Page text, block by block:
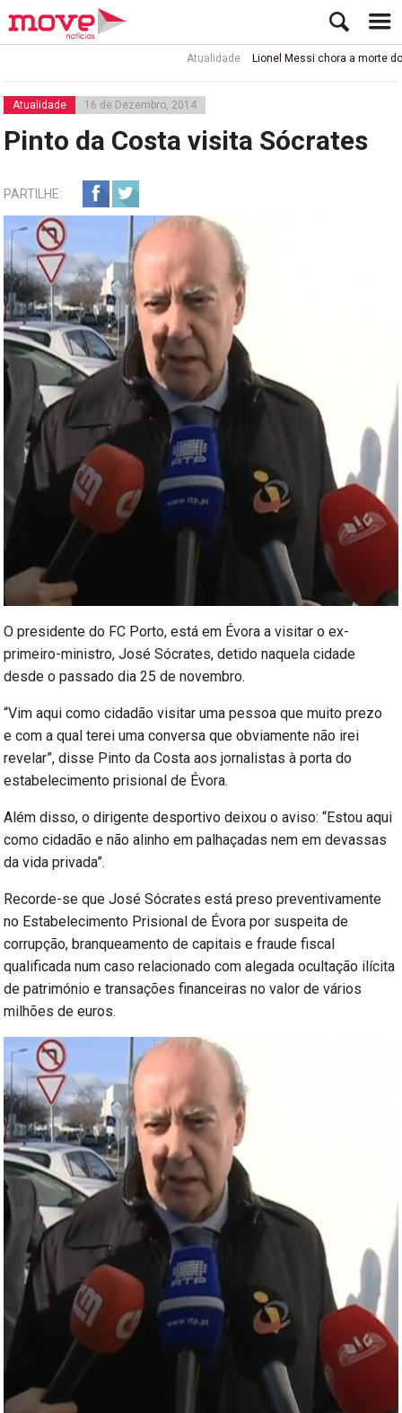
Atualidade Lionel Messi chora a morte do pai
Atualidade 16 de Dezembro, 2014
Pinto da Costa visita Sócrates
PARTILHE:
O presidente do FC Porto, está em Évora a visitar o ex-
primeiro-ministro, José Sócrates, detido naquela cidade
desde o passado dia 25 de novembro.
“Vim aqui como cidadão visitar uma pessoa que muito prezo
e com a qual terei uma conversa que obviamente não irei
revelar”, disse Pinto da Costa aos jornalistas à porta do
estabelecimento prisional de Évora.
Além disso, o dirigente desportivo deixou o aviso: “Estou aqui
como cidadão e não alinho em palhaçadas nem em devassas
da vida privada”.
Recorde-se que José Sócrates está preso preventivamente
no Estabelecimento Prisional de Évora por suspeita de
corrupção, branqueamento de capitais e fraude fiscal
qualificada num caso relacionado com alegada ocultação ilícita
de património e transações financeiras no valor de vários
milhões de euros.